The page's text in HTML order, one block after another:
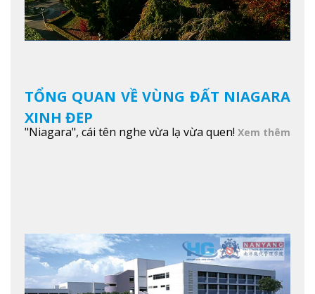
TỔNG QUAN VỀ VÙNG ĐẤT NIAGARA
XINH ĐẸP
"Niagara", cái tên nghe vừa lạ vừa quen! Xem thêm